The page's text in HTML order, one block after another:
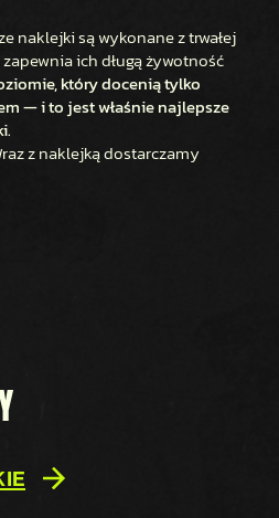
naklejki są wykonane z trwałej
ich długą żywotność
który docenią tylko
— i to jest właśnie najlepsze
z naklejką dostarczamy